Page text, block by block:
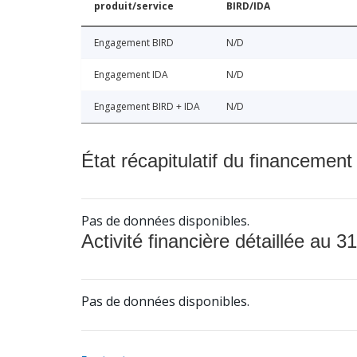
produit/service BIRD/IDA
Engagement BIRD N/D
Engagement IDA N/D
Engagement BIRD + IDA N/D
État récapitulatif du
Pas de données disponibles.
Activité financière détaillée au
Pas de données disponibles.